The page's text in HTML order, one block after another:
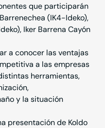
que participarán
(IK4-Ideko),
Iker Barrena Cayón
a conocer las ventajas
a las empresas
herramientas,
y la situación
presentación de Koldo